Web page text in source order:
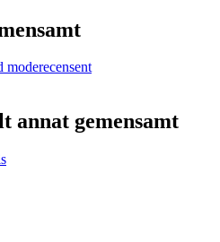
moderecensent
annat gemensamt